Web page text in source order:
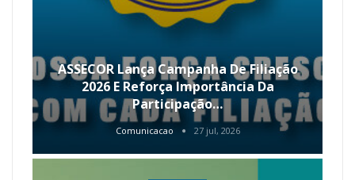
ASSECOR Lança Campanha De Filiação
2026 E Reforça Importância Da
Participação…
Comunicacao 27 jul, 2026